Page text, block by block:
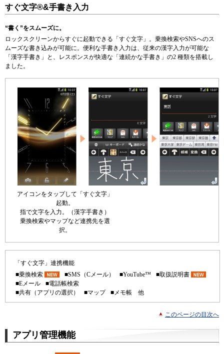
すぐ文字®&手書き入力
“書く”をスムーズに。
ロックスクリーンからすぐに起動できる「すぐ文字」。乗換検索やSNSへのス
ムーズな書き込みが可能に。便利な手書き入力は、従来の漢字入力が可能な
「漢字手書き」と、レスポンスが快適な「連続かな手書き」の2 種類を搭載し
ました。
アイコンをタップして「すぐ文字」
起動。
指で文字を入力。（漢字手書き）
乗換検索やマップなど連携先を選
択。
「すぐ文字」連携機能
■乗換検索
■SMS（Cメール） ■YouTube™
■取扱説明書
■Eメール
■電話帳検索
■共有（アプリの選択）
■マップ ■メモ帳 他
このページの目次へ
アプリ管理機能